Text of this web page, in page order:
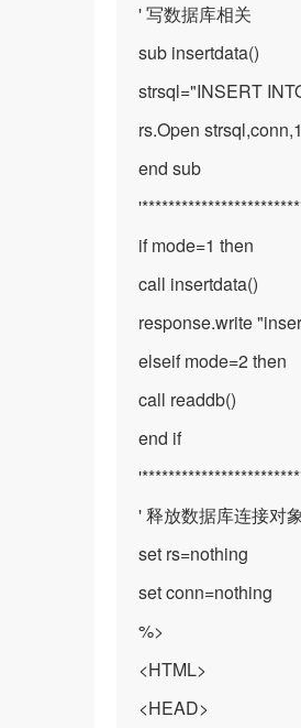
' 写数据库相关
sub insertdata()
strsql="INSERT
rs.Open
end sub
if mode=1 then
call insertdata()
response.write
elseif mode=2 then
call readdb()
end if
' 释放数据库连接对
set rs=nothing
set conn=nothing
%>
<HTML>
<HEAD>